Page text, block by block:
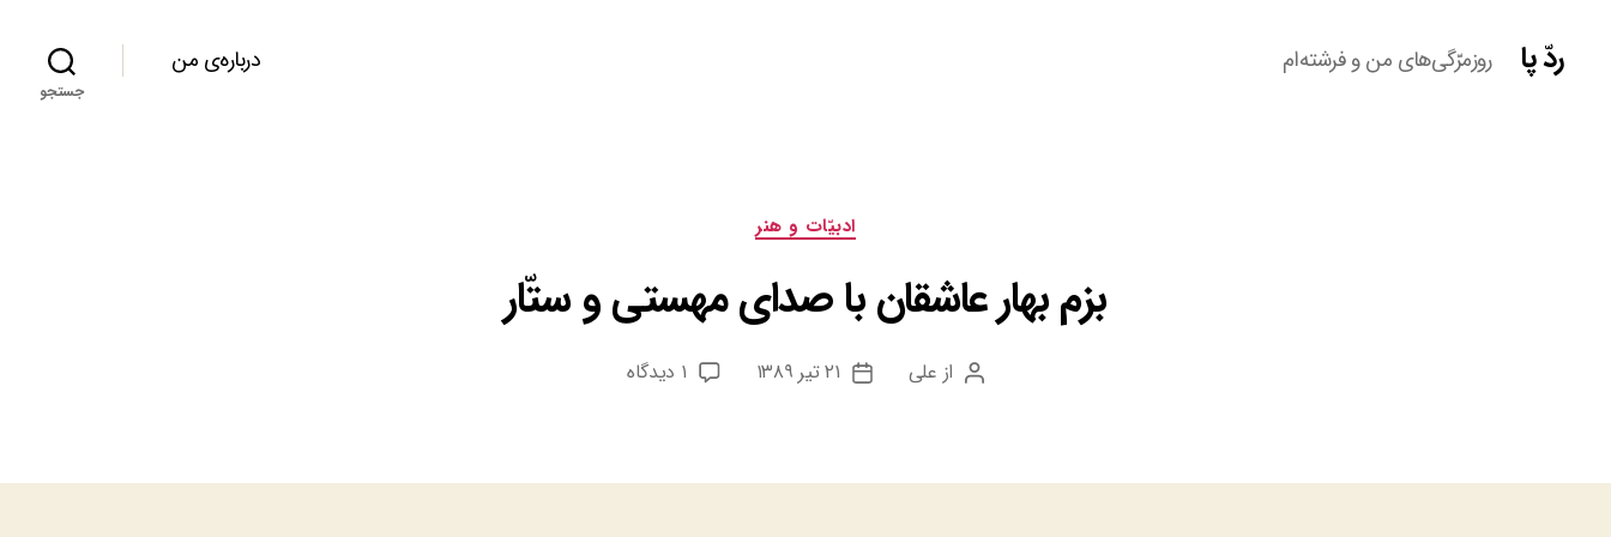
ردّ پا روزمرّگی‌های من و فرشته‌ام درباره‌ی من
جستجو
دسته‌ها
ادبيّات و هنر
بزم بهار عاشقان با صدای مهستی و ستّار
نویسنده
از علی
تاریخ
۲۱ تیر ۱۳۸۹ ۱ دیدگاه
برای
با